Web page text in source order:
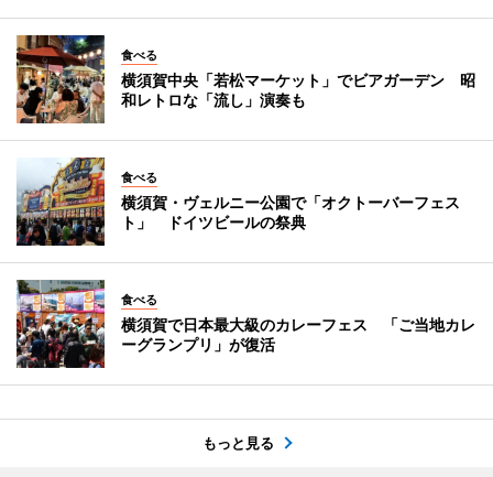
食べる
横須賀中央「若松マーケット」でビアガーデン 昭
和レトロな「流し」演奏も
食べる
横須賀・ヴェルニー公園で「オクトーバーフェス
ト」 ドイツビールの祭典
食べる
横須賀で日本最大級のカレーフェス 「ご当地カレ
ーグランプリ」が復活
もっと見る